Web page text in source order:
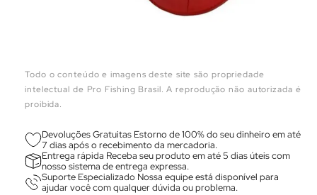
Todo o conteúdo e imagens deste site são propriedade
intelectual de Pro Fishing Brasil. A reprodução não autorizada é
proibida.
Devoluções Gratuitas Estorno de 100% do seu dinheiro em até
7 dias após o recebimento da mercadoria.
Entrega rápida Receba seu produto em até 5 dias úteis com
nosso sistema de entrega expressa.
Suporte Especializado Nossa equipe está disponível para
ajudar você com qualquer dúvida ou problema.